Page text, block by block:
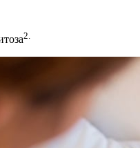
2.